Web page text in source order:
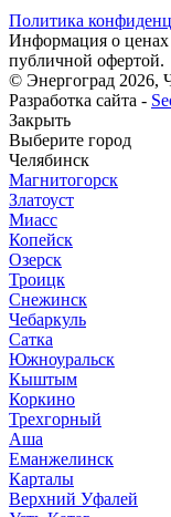
Политика
Информация о ценах
публичной офертой.
© Энергоград 2026,
Разработка сайта -
Закрыть
Выберите город
Челябинск
Магнитогорск
Златоуст
Миасс
Копейск
Озерск
Троицк
Снежинск
Чебаркуль
Сатка
Южноуральск
Кыштым
Коркино
Трехгорный
Аша
Еманжелинск
Карталы
Верхний Уфалей